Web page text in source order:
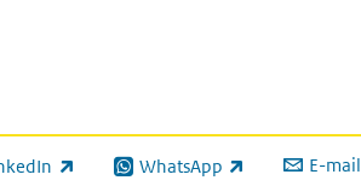
link) WhatsApp
(externe link) E-mail